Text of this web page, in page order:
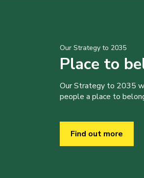
Our Strategy to 2035
Place to
Our Strategy to 2035
people a place to
Find out more